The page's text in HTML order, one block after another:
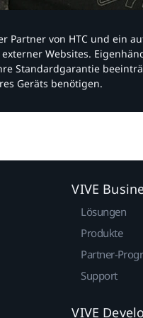
Partner von HTC und ein
externer Websites.
Standardgarantie
Geräts benötigen.​
VIVE
Lösungen
Produkte
Partner-
Support
VIVE